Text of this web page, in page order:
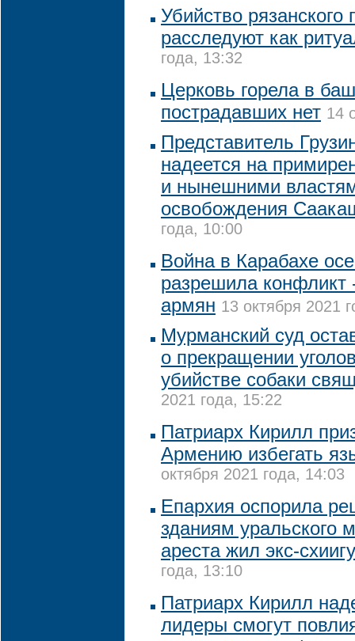
Убийство рязанского
расследуют как
года, 13:32
Церковь горела в
пострадавших нет 14
Представитель
надеется на
и нынешними
освобождения
года, 10:00
Война в Карабахе
разрешила конфликт
армян 13 октября 2021
Мурманский суд
о прекращении
убийстве собаки
2021 года, 15:22
Патриарх Кирилл
Армению избегать
октября 2021 года, 14:03
Епархия оспорила
зданиям уральского
ареста жил экс-
года, 13:10
Патриарх Кирилл
лидеры смогут